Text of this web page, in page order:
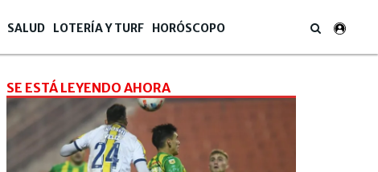
SALUD LOTERÍA Y TURF HORÓSCOPO
SE ESTÁ LEYENDO AHORA